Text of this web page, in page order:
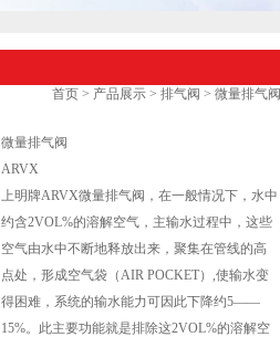
首页> 产品展示> 排气阀 > 微量排气阀
微量排气阀
ARVX
上明牌ARVX微量排气阀，在一般情况下，水中
约含2VOL%的溶解空气，主输水过程中，这些
空气由水中不断地释放出来，聚集在管线的高
点处，形成空气袋（AIR POCKET）,使输水变
得困难，系统的输水能力可因此下降约5——
15%。此主要功能就是排除这2VOL%的溶解空